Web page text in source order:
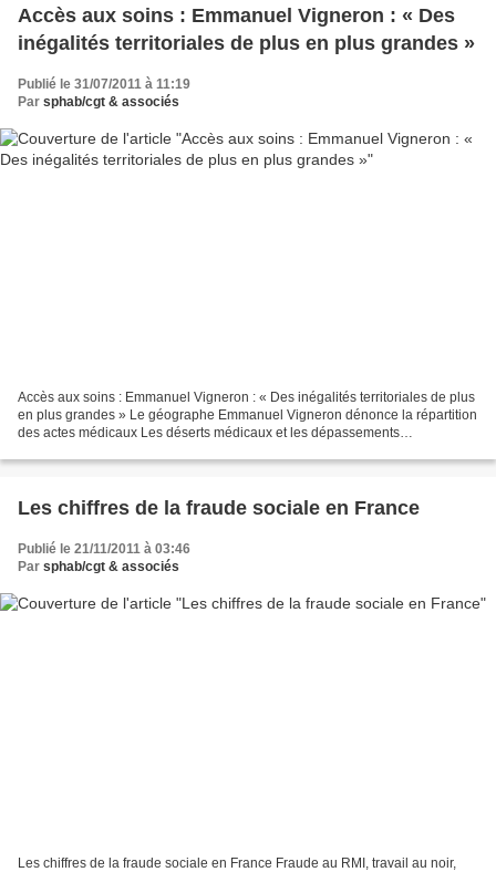
Accès aux soins : Emmanuel Vigneron : « Des
inégalités territoriales de plus en plus grandes »
Publié le 31/07/2011 à 11:19
Par sphab/cgt & associés
Accès aux soins : Emmanuel Vigneron : « Des inégalités territoriales de plus
en plus grandes » Le géographe Emmanuel Vigneron dénonce la répartition
des actes médicaux Les déserts médicaux et les dépassements
Les chiffres de la fraude sociale en France
Publié le 21/11/2011 à 03:46
Par sphab/cgt & associés
Les chiffres de la fraude sociale en France Fraude au RMI, travail au noir,